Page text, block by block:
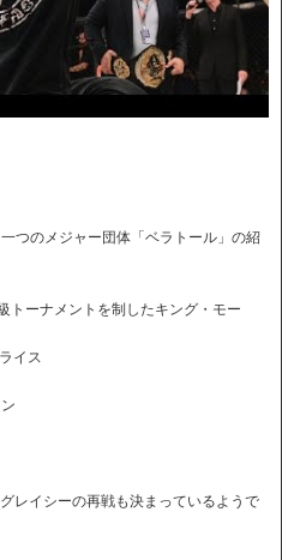
つのメジャー団体「ベラトール」の紹
トーナメントを制したキング・モー
イス
レイシーの再戦も決まっているようで